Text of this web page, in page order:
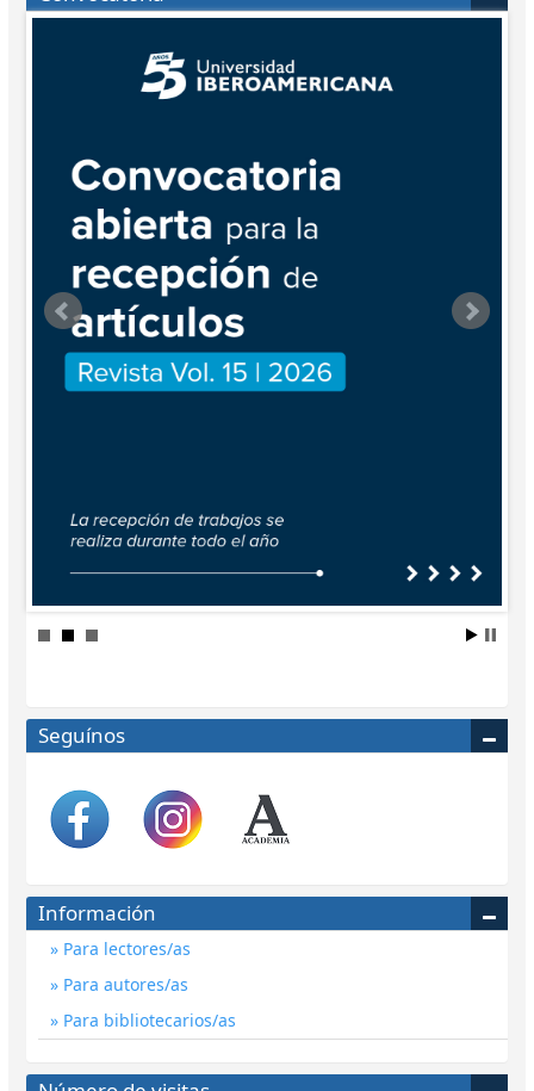
Seguínos
Información
Para lectores/as
Para autores/as
Para bibliotecarios/as